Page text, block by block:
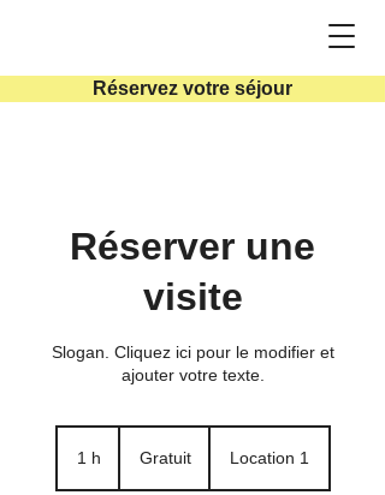
Réservez votre séjour
Réserver une
visite
Slogan. Cliquez ici pour le modifier et
ajouter votre texte.
1 h Gratuit Location 1